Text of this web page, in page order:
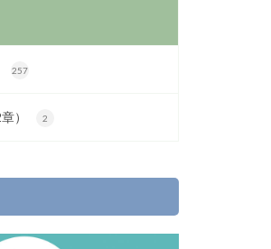
257
） 2